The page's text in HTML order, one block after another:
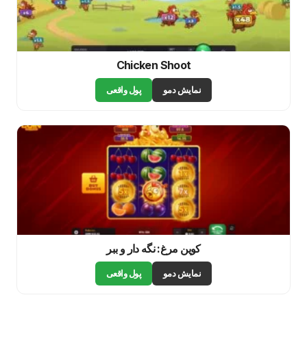
Chicken Shoot
نمایش دمو پول واقعی
کوین مرغ: نگه دار و ببر
نمایش دمو پول واقعی